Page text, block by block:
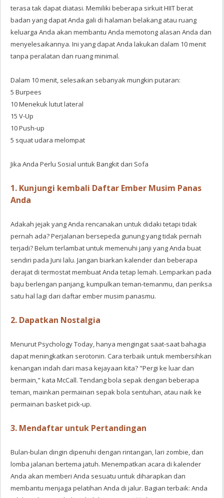
terasa tak dapat diatasi. Memiliki beberapa sirkuit HIIT berat
badan yang dapat Anda gali di halaman belakang atau ruang
keluarga Anda akan membantu Anda memotong alasan Anda dan
menyelesaikannya. Ini yang dapat Anda lakukan dalam 10 menit
tanpa peralatan dan ruang minimal.
Dalam 10 menit, selesaikan sebanyak mungkin putaran:
5 Burpees
10 Menekuk lutut lateral
15 V-Up
10 Push-up
5 squat udara melompat
Jika Anda Perlu Sosial untuk Bangkit dari Sofa
1. Kunjungi kembali Daftar Ember Musim Panas
Anda
Adakah jejak yang Anda rencanakan untuk didaki tetapi tidak
pernah ada? Perjalanan bersepeda gunung yang tidak pernah
terjadi? Belum terlambat untuk memenuhi janji yang Anda buat
sendiri pada Juni lalu. Jangan biarkan kalender dan beberapa
derajat di termostat membuat Anda tetap lemah. Lemparkan pada
baju berlengan panjang, kumpulkan teman-temanmu, dan periksa
satu hal lagi dari daftar ember musim panasmu.
2. Dapatkan Nostalgia
Menurut Psychology Today, hanya mengingat saat-saat bahagia
dapat meningkatkan serotonin. Cara terbaik untuk membersihkan
kenangan indah dari masa kejayaan kita? "Pergi ke luar dan
bermain," kata McCall. Tendang bola sepak dengan beberapa
teman, mainkan permainan sepak bola sentuhan, atau naik ke
permainan basket pick-up.
3. Mendaftar untuk Pertandingan
Bulan-bulan dingin dipenuhi dengan rintangan, lari zombie, dan
lomba jalanan bertema jatuh. Menempatkan acara di kalender
Anda akan memberi Anda sesuatu untuk diharapkan dan
membantu menjaga pelatihan Anda di jalur. Bagian terbaik: Anda